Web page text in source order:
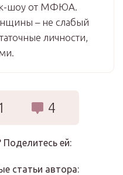
шоу от МФЮА.
– не слабый
личности,
4
Поделитесь ей:
статьи автора: